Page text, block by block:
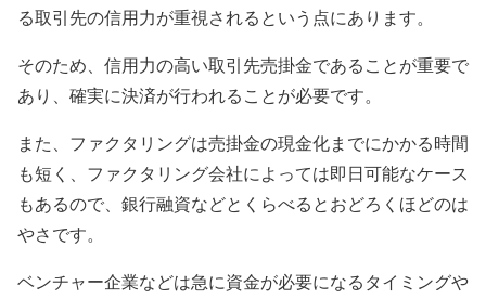
る取引先の信用力が重視されるという点にあります。
そのため、信用力の高い取引先売掛金であることが重要で
あり、確実に決済が行われることが必要です。
また、ファクタリングは売掛金の現金化までにかかる時間
も短く、ファクタリング会社によっては即日可能なケース
もあるので、銀行融資などとくらべるとおどろくほどのは
やさです。
ベンチャー企業などは急に資金が必要になるタイミングや